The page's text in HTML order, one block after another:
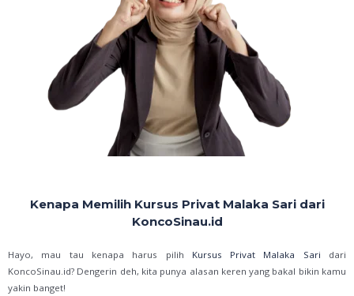
Kenapa Memilih Kursus Privat Malaka Sari dari
KoncoSinau.id
Hayo, mau tau kenapa harus pilih Kursus Privat Malaka Sari dari
KoncoSinau.id? Dengerin deh, kita punya alasan keren yang bakal bikin kamu
yakin banget!